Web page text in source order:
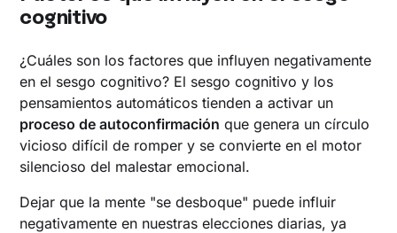
cognitivo
¿Cuáles son los factores que influyen negativamente
en el sesgo cognitivo? El sesgo cognitivo y los
pensamientos automáticos tienden a activar un
proceso de autoconfirmación que genera un círculo
vicioso difícil de romper y se convierte en el motor
silencioso del malestar emocional.
Dejar que la mente "se desboque" puede influir
negativamente en nuestras elecciones diarias, ya